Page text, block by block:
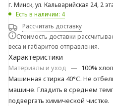
г. Минск, ул. Кальварийская 24, 2
Есть в наличии: 4
Рассчитать доставку
Стоимость доставки
веса и габаритов отправления.
Характеристики
Материалы и уход — 100%
Машинная стирка 40°С. Не
машине. Гладить в среднем
подвергать химической чистке.